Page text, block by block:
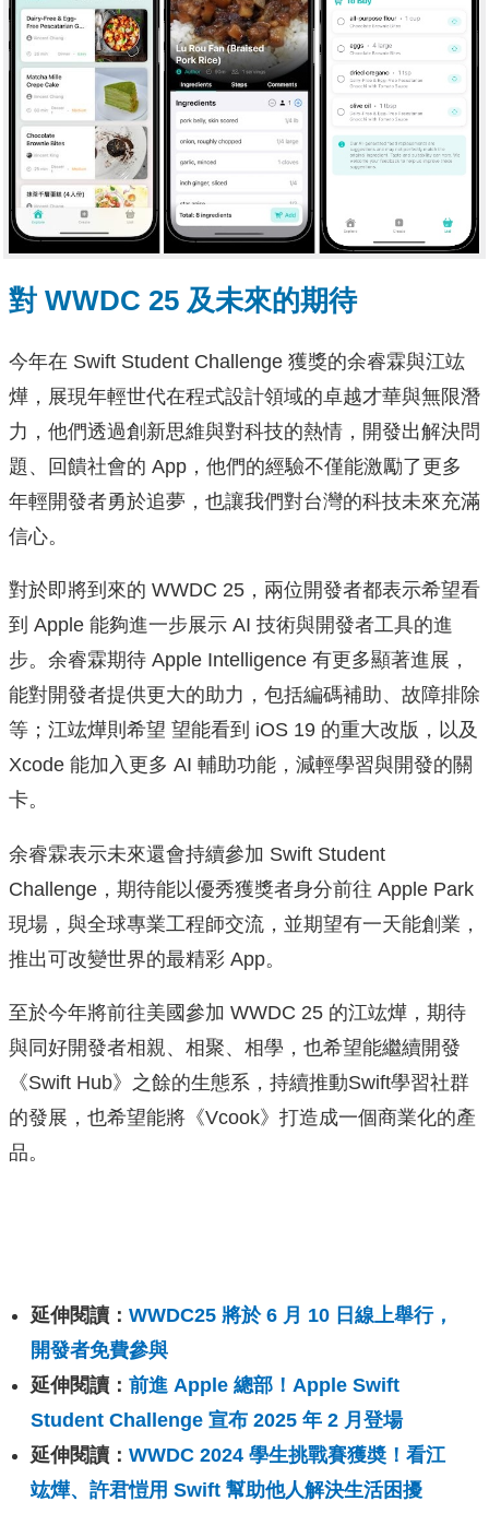
對 WWDC 25 及未來的期待
今年在 Swift Student Challenge 獲獎的余睿霖與江竑
燁，展現年輕世代在程式設計領域的卓越才華與無限潛
力，他們透過創新思維與對科技的熱情，開發出解決問
題、回饋社會的 App，他們的經驗不僅能激勵了更多
年輕開發者勇於追夢，也讓我們對台灣的科技未來充滿
信心。
對於即將到來的 WWDC 25，兩位開發者都表示希望看
到 Apple 能夠進一步展示 AI 技術與開發者工具的進
步。余睿霖期待 Apple Intelligence 有更多顯著進展，
能對開發者提供更大的助力，包括編碼補助、故障排除
等；江竑燁則希望 望能看到 iOS 19 的重大改版，以及
Xcode 能加入更多 AI 輔助功能，減輕學習與開發的關
卡。
余睿霖表示未來還會持續參加 Swift Student
Challenge，期待能以優秀獲獎者身分前往 Apple Park
現場，與全球專業工程師交流，並期望有一天能創業，
推出可改變世界的最精彩 App。
至於今年將前往美國參加 WWDC 25 的江竑燁，期待
與同好開發者相親、相聚、相學，也希望能繼續開發
《Swift Hub》之餘的生態系，持續推動Swift學習社群
的發展，也希望能將《Vcook》打造成一個商業化的產
品。
延伸閱讀： WWDC25 將於 6 月 10 日線上舉行，
開發者免費參與
延伸閱讀： 前進 Apple 總部！Apple Swift
Student Challenge 宣布 2025 年 2 月登場
延伸閱讀： WWDC 2024 學生挑戰賽獲奬！看江
竑燁、許君愷用 Swift 幫助他人解決生活困擾